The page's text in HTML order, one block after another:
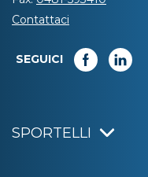
Contattaci
SEGUICI
SPORTELLI